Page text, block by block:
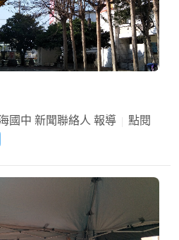
國中 新聞聯絡人 報導
點閱